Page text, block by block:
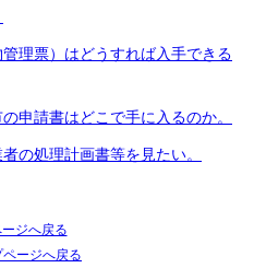
理票）はどうすれば入手できる
申請書はどこで手に入るのか。
の処理計画書等を見たい。
ジへ戻る
ページへ戻る